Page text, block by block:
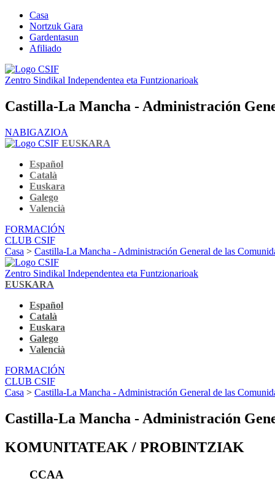
Casa
Nortzuk Gara
Gardentasun
Afiliado
Zentro Sindikal Independentea eta Funtzionarioak
Castilla-La Mancha - Administración
NABIGAZIOA
EUSKARA
Español
Català
Euskara
Galego
Valencià
FORMACIÓN
CLUB CSIF
Casa > Castilla-La Mancha - Administración General de las
Zentro Sindikal Independentea eta Funtzionarioak
EUSKARA
Español
Català
Euskara
Galego
Valencià
FORMACIÓN
CLUB CSIF
Casa > Castilla-La Mancha - Administración General de las
Castilla-La Mancha - Administración
KOMUNITATEAK / PROBINTZIAK
CCAA